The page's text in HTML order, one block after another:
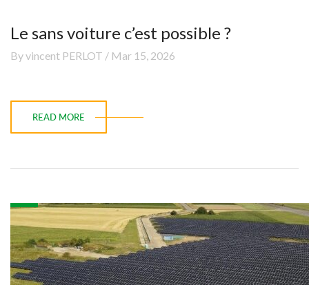
Le sans voiture c’est possible ?
By vincent PERLOT / Mar 15, 2026
READ MORE